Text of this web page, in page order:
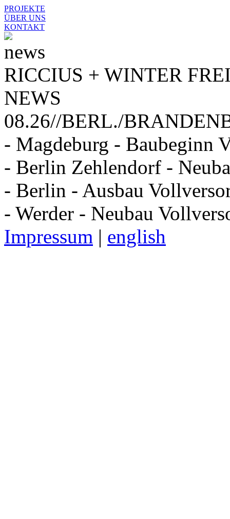
PROJEKTE
ÜBER UNS
KONTAKT
RICCIUS + WINTER
NEWS
08.26//BERL./
- Magdeburg - Baubeginn
- Berlin Zehlendorf -
- Berlin - Ausbau
- Werder - Neubau
Impressum | english